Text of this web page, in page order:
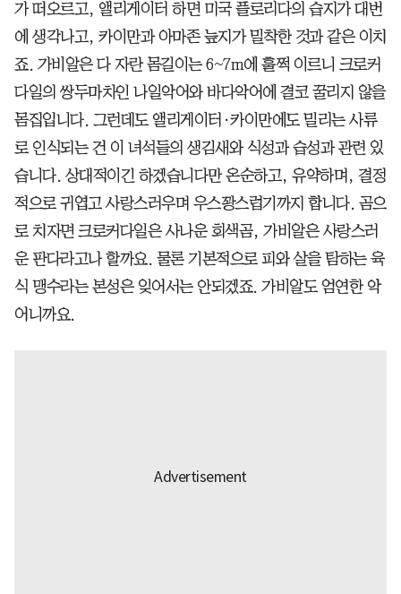
가 떠오르고, 앨리게이터 하면 미국 플로리다의 습지가 대번
에 생각나고, 카이만과 아마존 늪지가 밀착한 것과 같은 이치
죠. 가비알은 다 자란 몸길이는 6~7m에 훌쩍 이르니 크로커
다일의 쌍두마차인 나일악어와 바다악어에 결코 꿀리지 않을
몸집입니다. 그런데도 앨리게이터·카이만에도 밀리는 사류
로 인식되는 건 이 녀석들의 생김새와 식성과 습성과 관련 있
습니다. 상대적이긴 하겠습니다만 온순하고, 유약하며, 결정
적으로 귀엽고 사랑스러우며 우스꽝스럽기까지 합니다. 곰으
로 치자면 크로커다일은 사나운 회색곰, 가비알은 사랑스러
운 판다라고나 할까요. 물론 기본적으로 피와 살을 탐하는 육
식 맹수라는 본성은 잊어서는 안되겠죠. 가비알도 엄연한 악
어니까요.